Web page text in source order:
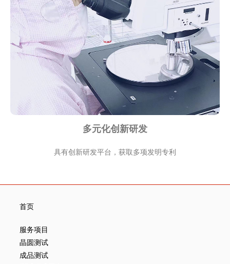
多元化创新研发
具有创新研发平台，获取多项发明专利
首页
服务项目
晶圆测试
成品测试